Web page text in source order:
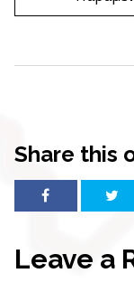
Share this
Leave a